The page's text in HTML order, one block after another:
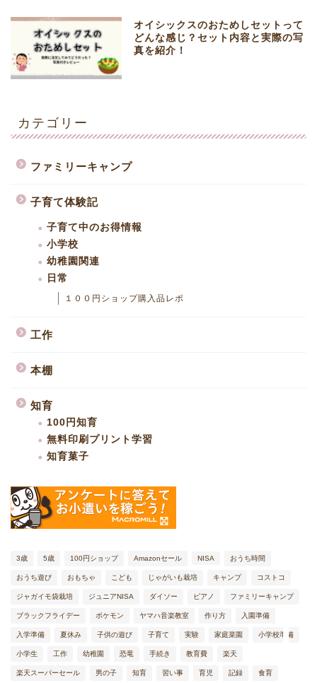
オイシックスのおためしセットって
どんな感じ？セット内容と実際の写
真を紹介！
カテゴリー
ファミリーキャンプ
子育て体験記
子育て中のお得情報
小学校
幼稚園関連
日常
１００円ショップ購入品レポ
工作
本棚
知育
100円知育
無料印刷プリント学習
知育菓子
3歳 5歳 100円ショップ Amazonセール NISA おうち時間
おうち遊び おもちゃ こども じゃがいも栽培 キャンプ コストコ
ジャガイモ袋栽培 ジュニアNISA ダイソー ピアノ ファミリーキャンプ
ブラックフライデー ポケモン ヤマハ音楽教室 作り方 入園準備
入学準備 夏休み 子供の遊び 子育て 実験 家庭菜園 小学校準備
小学生 工作 幼稚園 恐竜 手続き 教育費 楽天
楽天スーパーセール 男の子 知育 習い事 育児 記録 食育
ファミリーキャンプ